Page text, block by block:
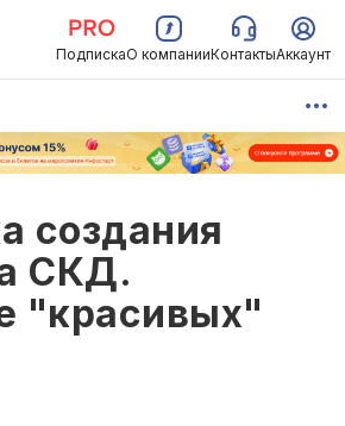
ПодпискаО компанииКонтактыАккаунт
создания
СКД.
"красивых"